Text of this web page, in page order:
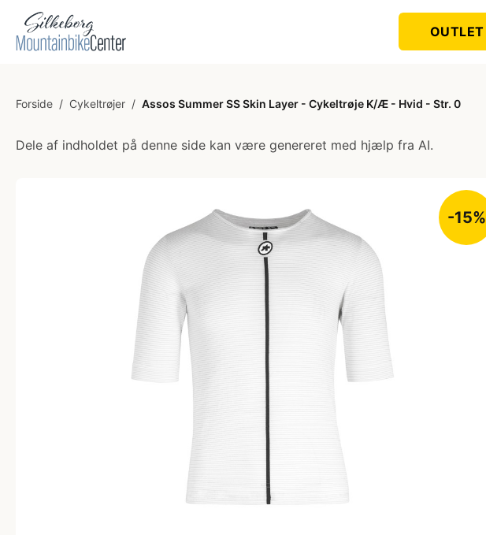
OUTLET
Forside / Cykeltrøjer / Assos Summer SS Skin Layer - Cykeltrøje K/Æ - Hvid - Str. 0
Dele af indholdet på denne side kan være genereret med hjælp fra AI.
-15%